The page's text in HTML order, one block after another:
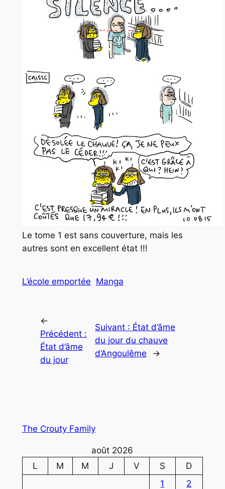
Le tome 1 est sans couverture, mais les
autres sont en excellent état !!!
L’école emportée Manga
←
Précédent :
État d’âme
du jour
Suivant : État d’âme
du jour du chauve
d’Angoulême
→
The Crouty Family
août 2026
L
M M J V S
D
1
2